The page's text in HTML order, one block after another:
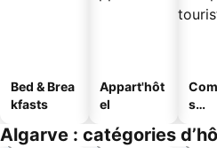
Bed & Brea
kfasts
Appart'hôt
el
s
s
Algarve : catégories